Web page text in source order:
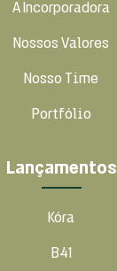
A Incorporadora
Nossos Valores
Nosso Time
Portfólio
Lançamentos
Kóra
B41